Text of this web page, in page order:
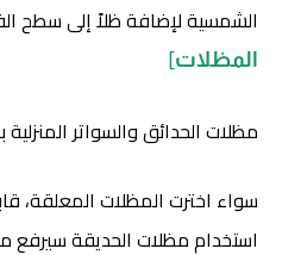
الشمسية لإضافة ظلاً إلى سطح
المظلات]
مظلات الحدائق والسواتر المنزلية
سواء اخترت المظلات المعلقة،
استخدام مظلات الحديقة سيرفع